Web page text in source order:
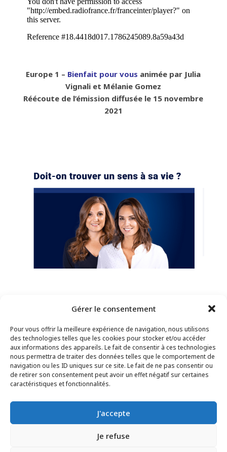
Gérer le consentement
Pour vous offrir la meilleure expérience de navigation, nous utilisons
des technologies telles que les cookies pour stocker et/ou accéder
aux informations des appareils. Le fait de consentir à ces technologies
nous permettra de traiter des données telles que le comportement de
navigation ou les ID uniques sur ce site. Le fait de ne pas consentir ou
de retirer son consentement peut avoir un effet négatif sur certaines
caractéristiques et fonctionnalités.
J'accepte
Je refuse
Europe 1 – Bienfait pour vous animée par Julia
Vignali et Mélanie Gomez
Réécoute de l’émission diffusée le 15 novembre
2021
CONTACT–MENTIONS LÉGALES